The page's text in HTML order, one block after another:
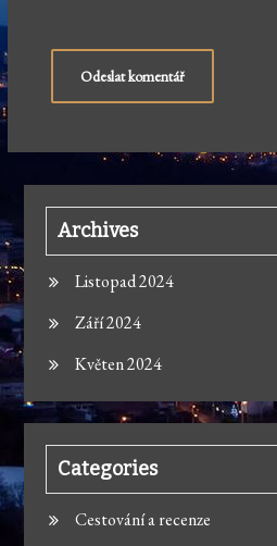
Archives
Listopad 2024
Září 2024
Květen 2024
Categories
Cestování a recenze